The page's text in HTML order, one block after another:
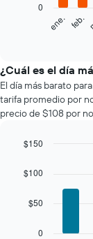
siguiente
el
precio
promedio
de
una
por
El
muestra
ene. feb.
0
¿Cuál es el día
El día más barato
tarifa promedio por
precio de $108 por
chart
with
bars.
graphic.
0
$50
$100
$150